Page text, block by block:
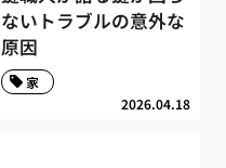
ないトラブルの意外な
原因
2026.04.18
家